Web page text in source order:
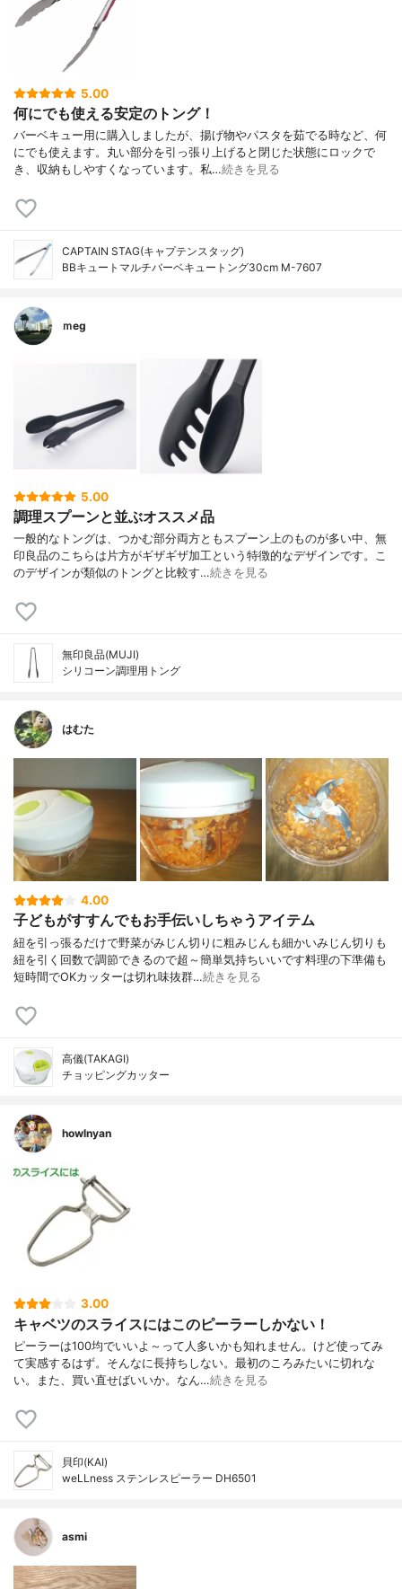
5.00
何にでも使える安定のトング！
バーベキュー用に購入しましたが、揚げ物やパスタを茹でる時など、何
にでも使えます。丸い部分を引っ張り上げると閉じた状態にロックで
き、収納もしやすくなっています。私…続きを見る
CAPTAIN STAG(キャプテンスタッグ)
BBキュートマルチバーベキュートング30cm M-7607
ｍeg
5.00
調理スプーンと並ぶオススメ品
一般的なトングは、つかむ部分両方ともスプーン上のものが多い中、無
印良品のこちらは片方がギザギザ加工という特徴的なデザインです。こ
のデザインが類似のトングと比較す…続きを見る
無印良品(MUJI)
シリコーン調理用トング
はむた
4.00
子どもがすすんでもお手伝いしちゃうアイテム
紐を引っ張るだけで野菜がみじん切りに粗みじんも細かいみじん切りも
紐を引く回数で調節できるので超～簡単気持ちいいです料理の下準備も
短時間でOKカッターは切れ味抜群…続きを見る
高儀(TAKAGI)
チョッピングカッター
howlnyan
3.00
キャベツのスライスにはこのピーラーしかない！
ピーラーは100均でいいよ～って人多いかも知れません。けど使ってみ
て実感するはず。そんなに長持ちしない。最初のころみたいに切れな
い。また、買い直せばいいか。なん…続きを見る
貝印(KAI)
weLLness ステンレスピーラー DH6501
asmi